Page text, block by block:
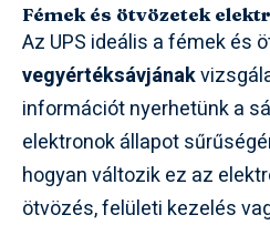
Fémek és ötvözetek
Az UPS ideális a fémek és
vegyértéksávjának
információt nyerhetünk a
elektronok állapot
hogyan változik ez az
ötvözés, felületi kezelés